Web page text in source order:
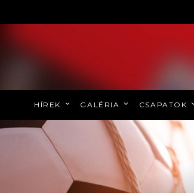
HÍREK GALÉRIA CSAPATOK